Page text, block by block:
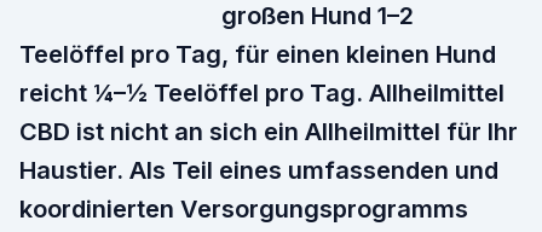
großen Hund 1–2
Teelöffel pro Tag, für einen kleinen Hund
reicht ¼–½ Teelöffel pro Tag. Allheilmittel
CBD ist nicht an sich ein Allheilmittel für Ihr
Haustier. Als Teil eines umfassenden und
koordinierten Versorgungsprogramms